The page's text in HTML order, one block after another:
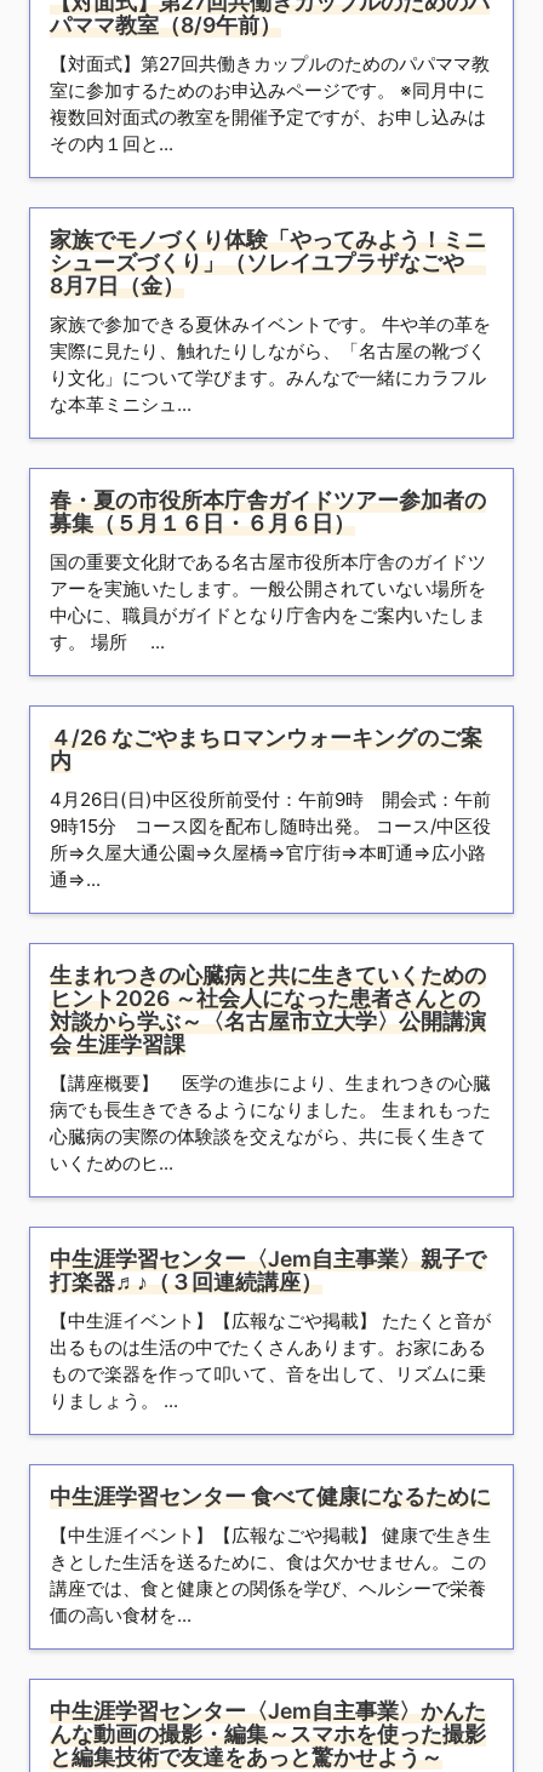
パママ教室（8/9午前）
【対面式】第27回共働きカップルのためのパパママ教
室に参加するためのお申込みページです。 ※同月中に
複数回対面式の教室を開催予定ですが、お申し込みは
その内１回と...
家族でモノづくり体験「やってみよう！ミニ
シューズづくり」（ソレイユプラザなごや
8月7日（金）
家族で参加できる夏休みイベントです。 牛や羊の革を
実際に見たり、触れたりしながら、「名古屋の靴づく
り文化」について学びます。みんなで一緒にカラフル
な本革ミニシュ...
春・夏の市役所本庁舎ガイドツアー参加者の
募集（５月１６日・６月６日）
国の重要文化財である名古屋市役所本庁舎のガイドツ
アーを実施いたします。一般公開されていない場所を
中心に、職員がガイドとなり庁舎内をご案内いたしま
す。 場所 ...
４/26 なごやまちロマンウォーキングのご案
内
4月26日(日)中区役所前受付：午前9時 開会式：午前
9時15分 コース図を配布し随時出発。 コース/中区役
所⇒久屋大通公園⇒久屋橋⇒官庁街⇒本町通⇒広小路
通⇒...
生まれつきの心臓病と共に生きていくための
ヒント2026 ～社会人になった患者さんとの
対談から学ぶ～〈名古屋市立大学〉公開講演
会 生涯学習課
【講座概要】 医学の進歩により、生まれつきの心臓
病でも長生きできるようになりました。 生まれもった
心臓病の実際の体験談を交えながら、共に長く生きて
いくためのヒ...
中生涯学習センター〈Jem自主事業〉親子で
打楽器♬♪（３回連続講座）
【中生涯イベント】【広報なごや掲載】 たたくと音が
出るものは生活の中でたくさんあります。お家にある
もので楽器を作って叩いて、音を出して、リズムに乗
りましょう。 ...
中生涯学習センター 食べて健康になるために
【中生涯イベント】【広報なごや掲載】 健康で生き生
きとした生活を送るために、食は欠かせません。この
講座では、食と健康との関係を学び、ヘルシーで栄養
価の高い食材を...
中生涯学習センター〈Jem自主事業〉かんた
んな動画の撮影・編集～スマホを使った撮影
と編集技術で友達をあっと驚かせよう～